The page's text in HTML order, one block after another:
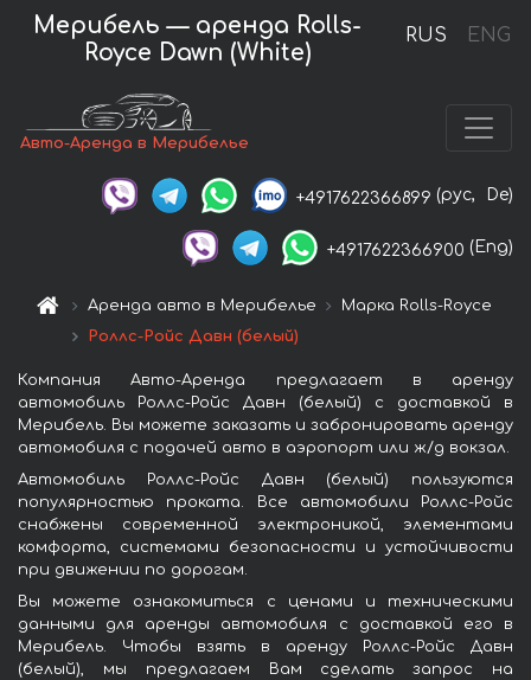
RUS ENG
Мерибель — аренда Rolls-
Royce Dawn (White)
Авто-Аренда в Мерибелье
+4917622366899 (рус, De)
+4917622366900 (Eng)
Аренда авто в Мерибелье
Марка Rolls-Royce
Роллс-Ройс Давн (белый)
Компания Авто-Аренда предлагает в аренду
автомобиль Роллс-Ройс Давн (белый) с доставкой в
Мерибель. Вы можете заказать и забронировать аренду
автомобиля с подачей авто в аэропорт или ж/д вокзал.
Автомобиль Роллс-Ройс Давн (белый) пользуются
популярностью проката. Все автомобили Роллс-Ройс
снабжены современной электроникой, элементами
комфорта, системами безопасности и устойчивости
при движении по дорогам.
Вы можете ознакомиться с ценами и техническими
данными для аренды автомобиля с доставкой его в
Мерибель. Чтобы взять в аренду Роллс-Ройс Давн
(белый), мы предлагаем Вам сделать запрос на